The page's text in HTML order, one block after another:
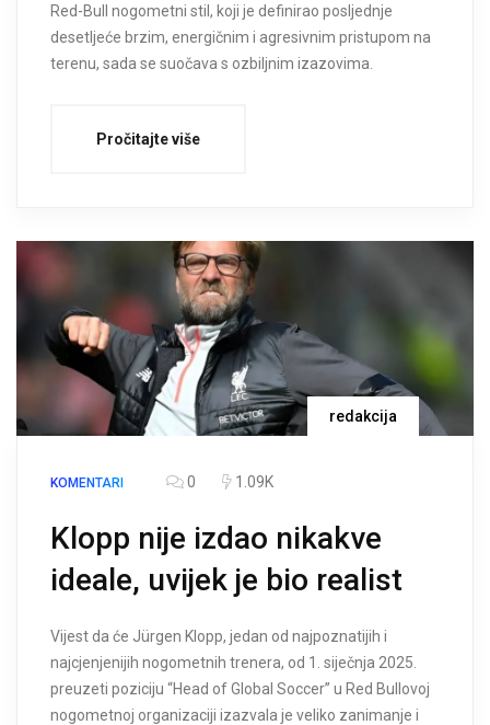
Red-Bull nogometni stil, koji je definirao posljednje
desetljeće brzim, energičnim i agresivnim pristupom na
terenu, sada se suočava s ozbiljnim izazovima.
Pročitajte više
redakcija
KOMENTARI 0 1.09K
Klopp nije izdao nikakve
ideale, uvijek je bio realist
Vijest da će Jürgen Klopp, jedan od najpoznatijih i
najcjenjenijih nogometnih trenera, od 1. siječnja 2025.
preuzeti poziciju “Head of Global Soccer” u Red Bullovoj
nogometnoj organizaciji izazvala je veliko zanimanje i